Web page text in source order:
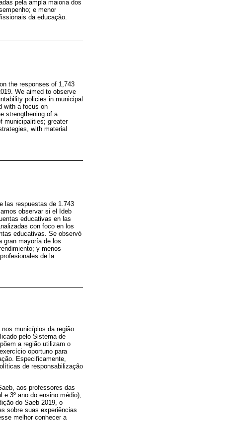
pela ampla maioria dos
e menor
da educação.
the responses of 1,743
We aimed to observe
policies in municipal
with a focus on
strengthening of a
municipalities; greater
with material
las respuestas de 1.743
observar si el Ideb
educativas en las
con foco en los
educativas. Se observó
gran mayoría de los
y menos
de la
municípios da região
pelo Sistema de
a região utilizam o
oportuno para
Especificamente,
de responsabilização
aos professores das
3º ano do ensino médio),
do Saeb 2019, o
sobre suas experiências
melhor conhecer a